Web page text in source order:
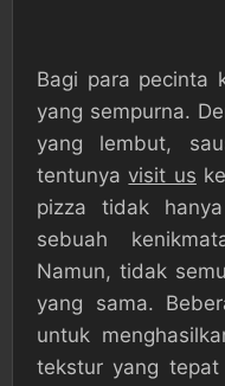
Bagi para pecinta
yang sempurna.
yang lembut,
tentunya visit us
pizza tidak
sebuah
Namun, tidak
yang sama.
untuk
tekstur yang